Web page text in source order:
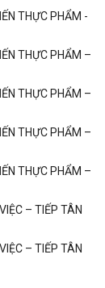
THỰC PHẨM -
THỰC PHẨM –
THỰC PHẨM –
THỰC PHẨM –
THỰC PHẨM –
– TIẾP TÂN
– TIẾP TÂN